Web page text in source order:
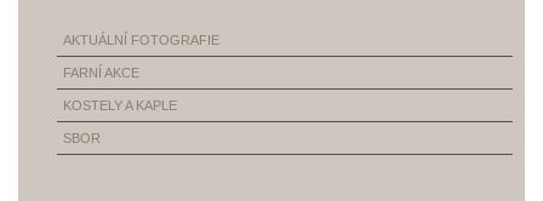
AKTUÁLNÍ FOTOGRAFIE
FARNÍ AKCE
KOSTELY A KAPLE
SBOR